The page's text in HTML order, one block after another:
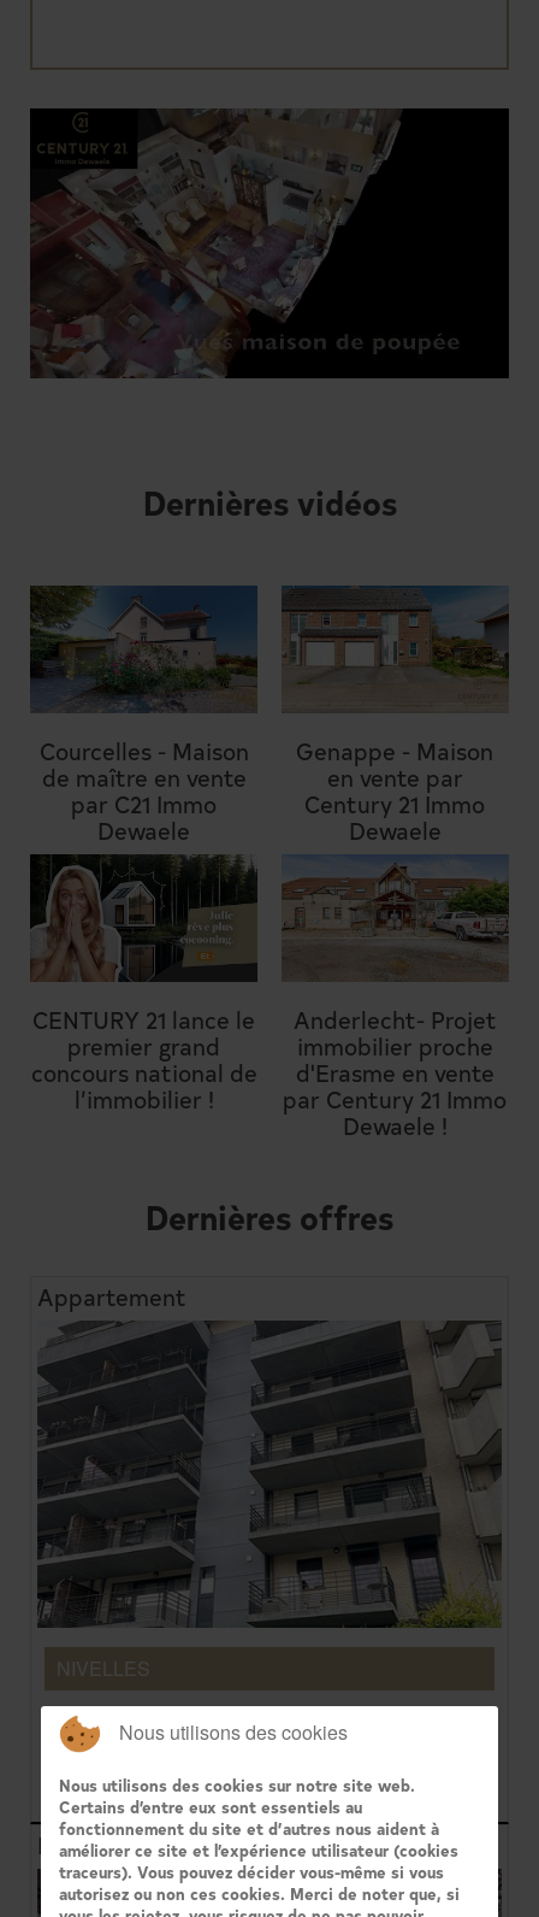
Dernières vidéos
Courcelles - Maison
de maître en vente
par C21 Immo
Dewaele
Genappe - Maison
en vente par
Century 21 Immo
Dewaele
CENTURY 21 lance le
premier grand
concours national de
l’immobilier !
Anderlecht- Projet
immobilier proche
d'Erasme en vente
par Century 21 Immo
Dewaele !
Dernières offres
Appartement
NIVELLES
Century 21 Immo Dewaele est ravi de vous
présenter cet appartement de 90m² avec une vue
imprenable sur Nivelles. Il se...
Hôtel de maître
Nous utilisons des cookies
Nous utilisons des cookies sur notre site web.
Certains d’entre eux sont essentiels au
fonctionnement du site et d’autres nous aident à
améliorer ce site et l’expérience utilisateur (cookies
traceurs). Vous pouvez décider vous-même si vous
autorisez ou non ces cookies. Merci de noter que, si